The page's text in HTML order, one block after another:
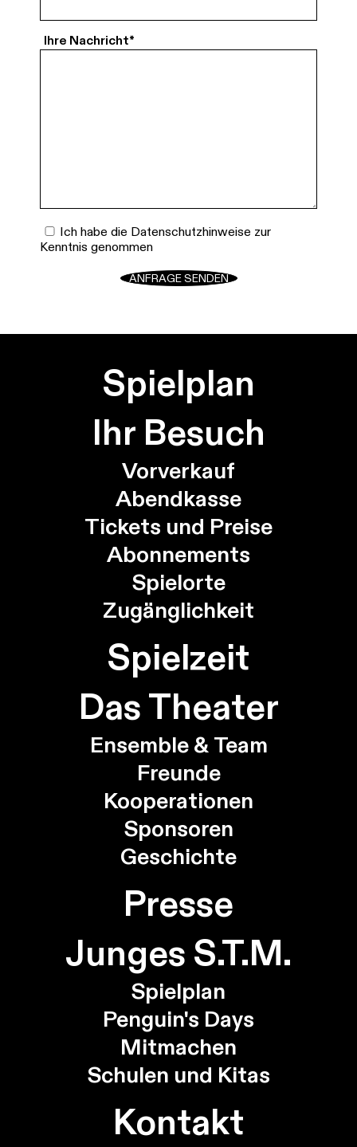
Ihre Nachricht*
Ich habe die Datenschutzhinweise zur
Kenntnis genommen
Spielplan
Ihr Besuch
Vorverkauf
Abendkasse
Tickets und Preise
Abonnements
Spielorte
Zugänglichkeit
Spielzeit
Das Theater
Ensemble & Team
Freunde
Kooperationen
Sponsoren
Geschichte
Presse
Junges S.T.M.
Spielplan
Penguin's Days
Mitmachen
Schulen und Kitas
Kontakt